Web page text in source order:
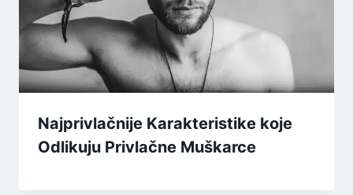
Najprivlačnije Karakteristike koje
Odlikuju Privlačne Muškarce